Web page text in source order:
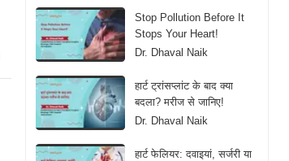
Stop Pollution Before It
Stops Your Heart!
Dr. Dhaval Naik
हार्ट ट्रांसप्लांट के बाद क्या
बदला? मरीज से जानिए!
Dr. Dhaval Naik
हार्ट फेलियर: दवाइयां, सर्जरी या